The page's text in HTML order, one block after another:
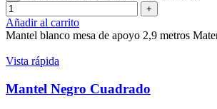
Añadir al carrito
Mantel blanco mesa de apoyo 2,9 metros
Vista rápida
Mantel Negro Cuadrado